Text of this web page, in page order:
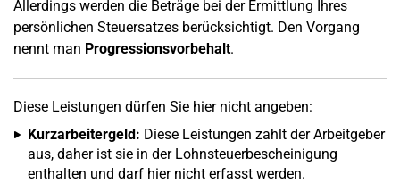
Allerdings werden die Beträge bei der Ermittlung Ihres
persönlichen Steuersatzes berücksichtigt. Den Vorgang
nennt man Progressionsvorbehalt.
Diese Leistungen dürfen Sie hier nicht angeben:
Kurzarbeitergeld: Diese Leistungen zahlt der Arbeitgeber
aus, daher ist sie in der Lohnsteuerbescheinigung
enthalten und darf hier nicht erfasst werden.